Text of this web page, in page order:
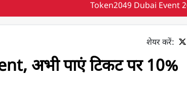
Token2049 Dubai Event
शेयर करें:
अभी पाएं टिकट पर 10%